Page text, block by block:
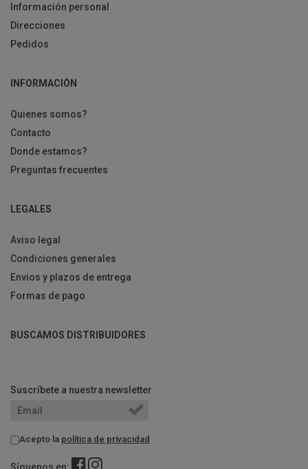
Información personal
Direcciones
Pedidos
INFORMACIÓN
Quienes somos?
Contacto
Donde estamos?
Preguntas frecuentes
LEGALES
Aviso legal
Condiciones generales
Envios y plazos de entrega
Formas de pago
BUSCAMOS DISTRIBUIDORES
Suscríbete a nuestra newsletter
Acepto la política de privacidad